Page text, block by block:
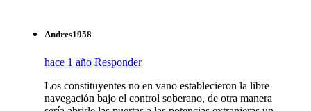
Andres1958
hace 1 año Responder
Los constituyentes no en vano establecieron la libre
navegación bajo el control soberano, de otra manera